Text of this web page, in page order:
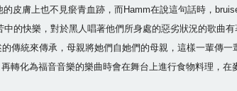
皮膚上也不見瘀青血跡，而Hamm在說這句話時，
的快樂，對於黑人唱著他們所身處的惡劣狀況的歌曲
傳統來傳承，母親將她們自她們的母親，這樣一輩傳
轉化為福音音樂的樂曲時會在舞台上進行食物料理，